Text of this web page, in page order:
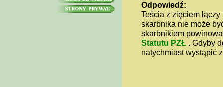
Odpowiedź:
Teścia z zięciem
skarbnika nie może
skarbnikiem
Statutu PZŁ . Gdyby
natychmiast wystąpić